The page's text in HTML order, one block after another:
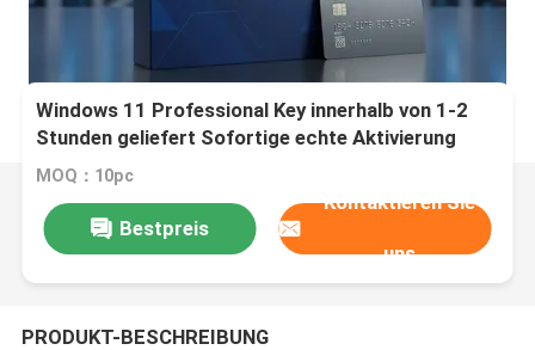
Windows 11 Professional Key innerhalb von 1-2
Stunden geliefert Sofortige echte Aktivierung
Windows-Plattform sicherer echter Zugriff
MOQ：10pc
Bestpreis
Kontaktieren Sie
uns
PRODUKT-BESCHREIBUNG